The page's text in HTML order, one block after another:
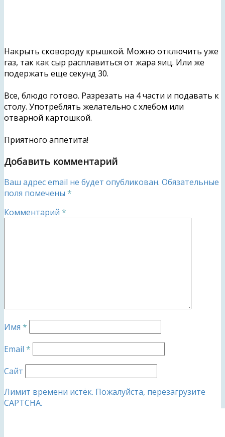
Накрыть сковороду крышкой. Можно отключить уже
газ, так как сыр расплавиться от жара яиц. Или же
подержать еще секунд 30.
Все, блюдо готово. Разрезать на 4 части и подавать к
столу. Употреблять желательно с хлебом или
отварной картошкой.
Приятного аппетита!
Добавить комментарий
Ваш адрес email не будет опубликован. Обязательные
поля помечены *
Комментарий *
Имя *
Email *
Сайт
Лимит времени истёк. Пожалуйста, перезагрузите
CAPTCHA.